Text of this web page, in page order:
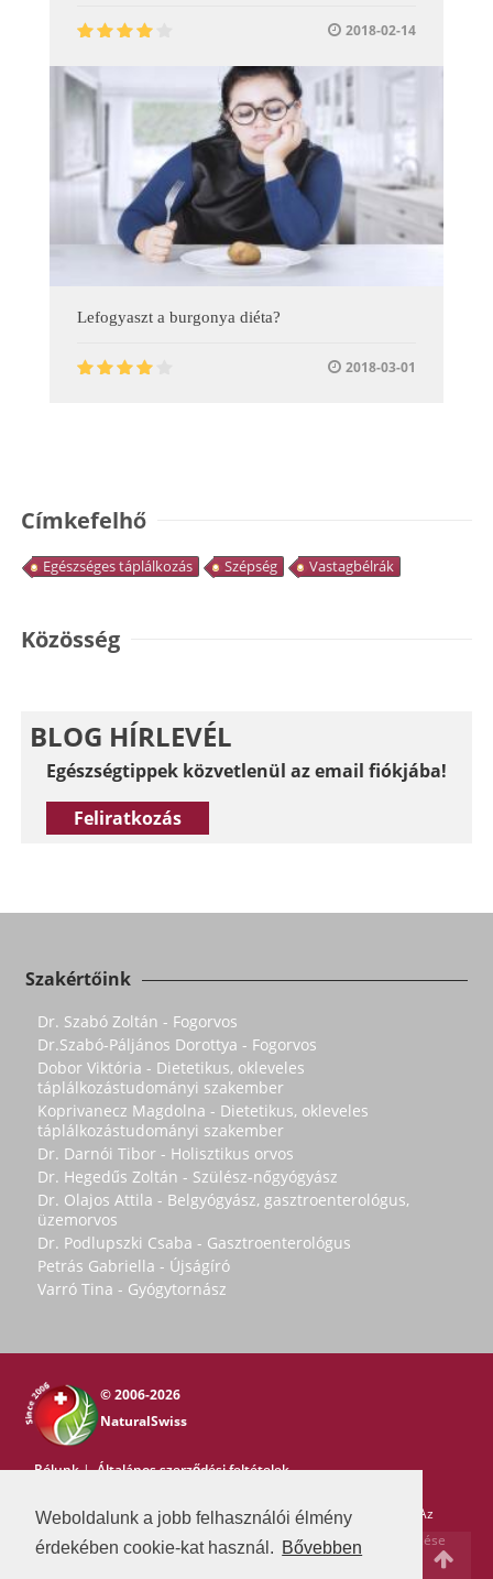
Weboldalunk a jobb felhasználói élmény
érdekében cookie-kat használ. Bővebben
2018-02-14
Lefogyaszt a burgonya diéta?
2018-03-01
Címkefelhő
Egészséges táplálkozás Szépség Vastagbélrák
Közösség
BLOG HÍRLEVÉL
Egészségtippek közvetlenül az email fiókjába!
Feliratkozás
Szakértőink
Dr. Szabó Zoltán - Fogorvos
Dr.Szabó-Páljános Dorottya - Fogorvos
Dobor Viktória - Dietetikus, okleveles
táplálkozástudományi szakember
Koprivanecz Magdolna - Dietetikus, okleveles
táplálkozástudományi szakember
Dr. Darnói Tibor - Holisztikus orvos
Dr. Hegedűs Zoltán - Szülész-nőgyógyász
Dr. Olajos Attila - Belgyógyász, gasztroenterológus,
üzemorvos
Dr. Podlupszki Csaba - Gasztroenterológus
Petrás Gabriella - Újságíró
Varró Tina - Gyógytornász
© 2006-2026
NaturalSwiss
Rólunk|Általános szerződési feltételek
Copyright © 2006-2026 NaturalSwissMinden jog fenntartva. Az
oldal tartalma nem másolható a Natural Swiss írásos beleegyezése